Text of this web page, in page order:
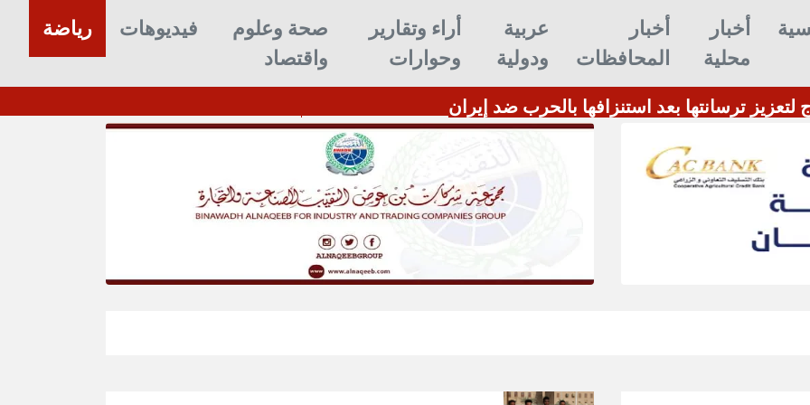
أخبار
محلية
أخبار
المحافظات
عربية
ودولية
أراء وتقارير
وحوارات
صحة وعلوم
واقتصاد
فيديوهات رياضة
لتعزيز ترسانتها بعد استنزافها بالحرب ضد إيران